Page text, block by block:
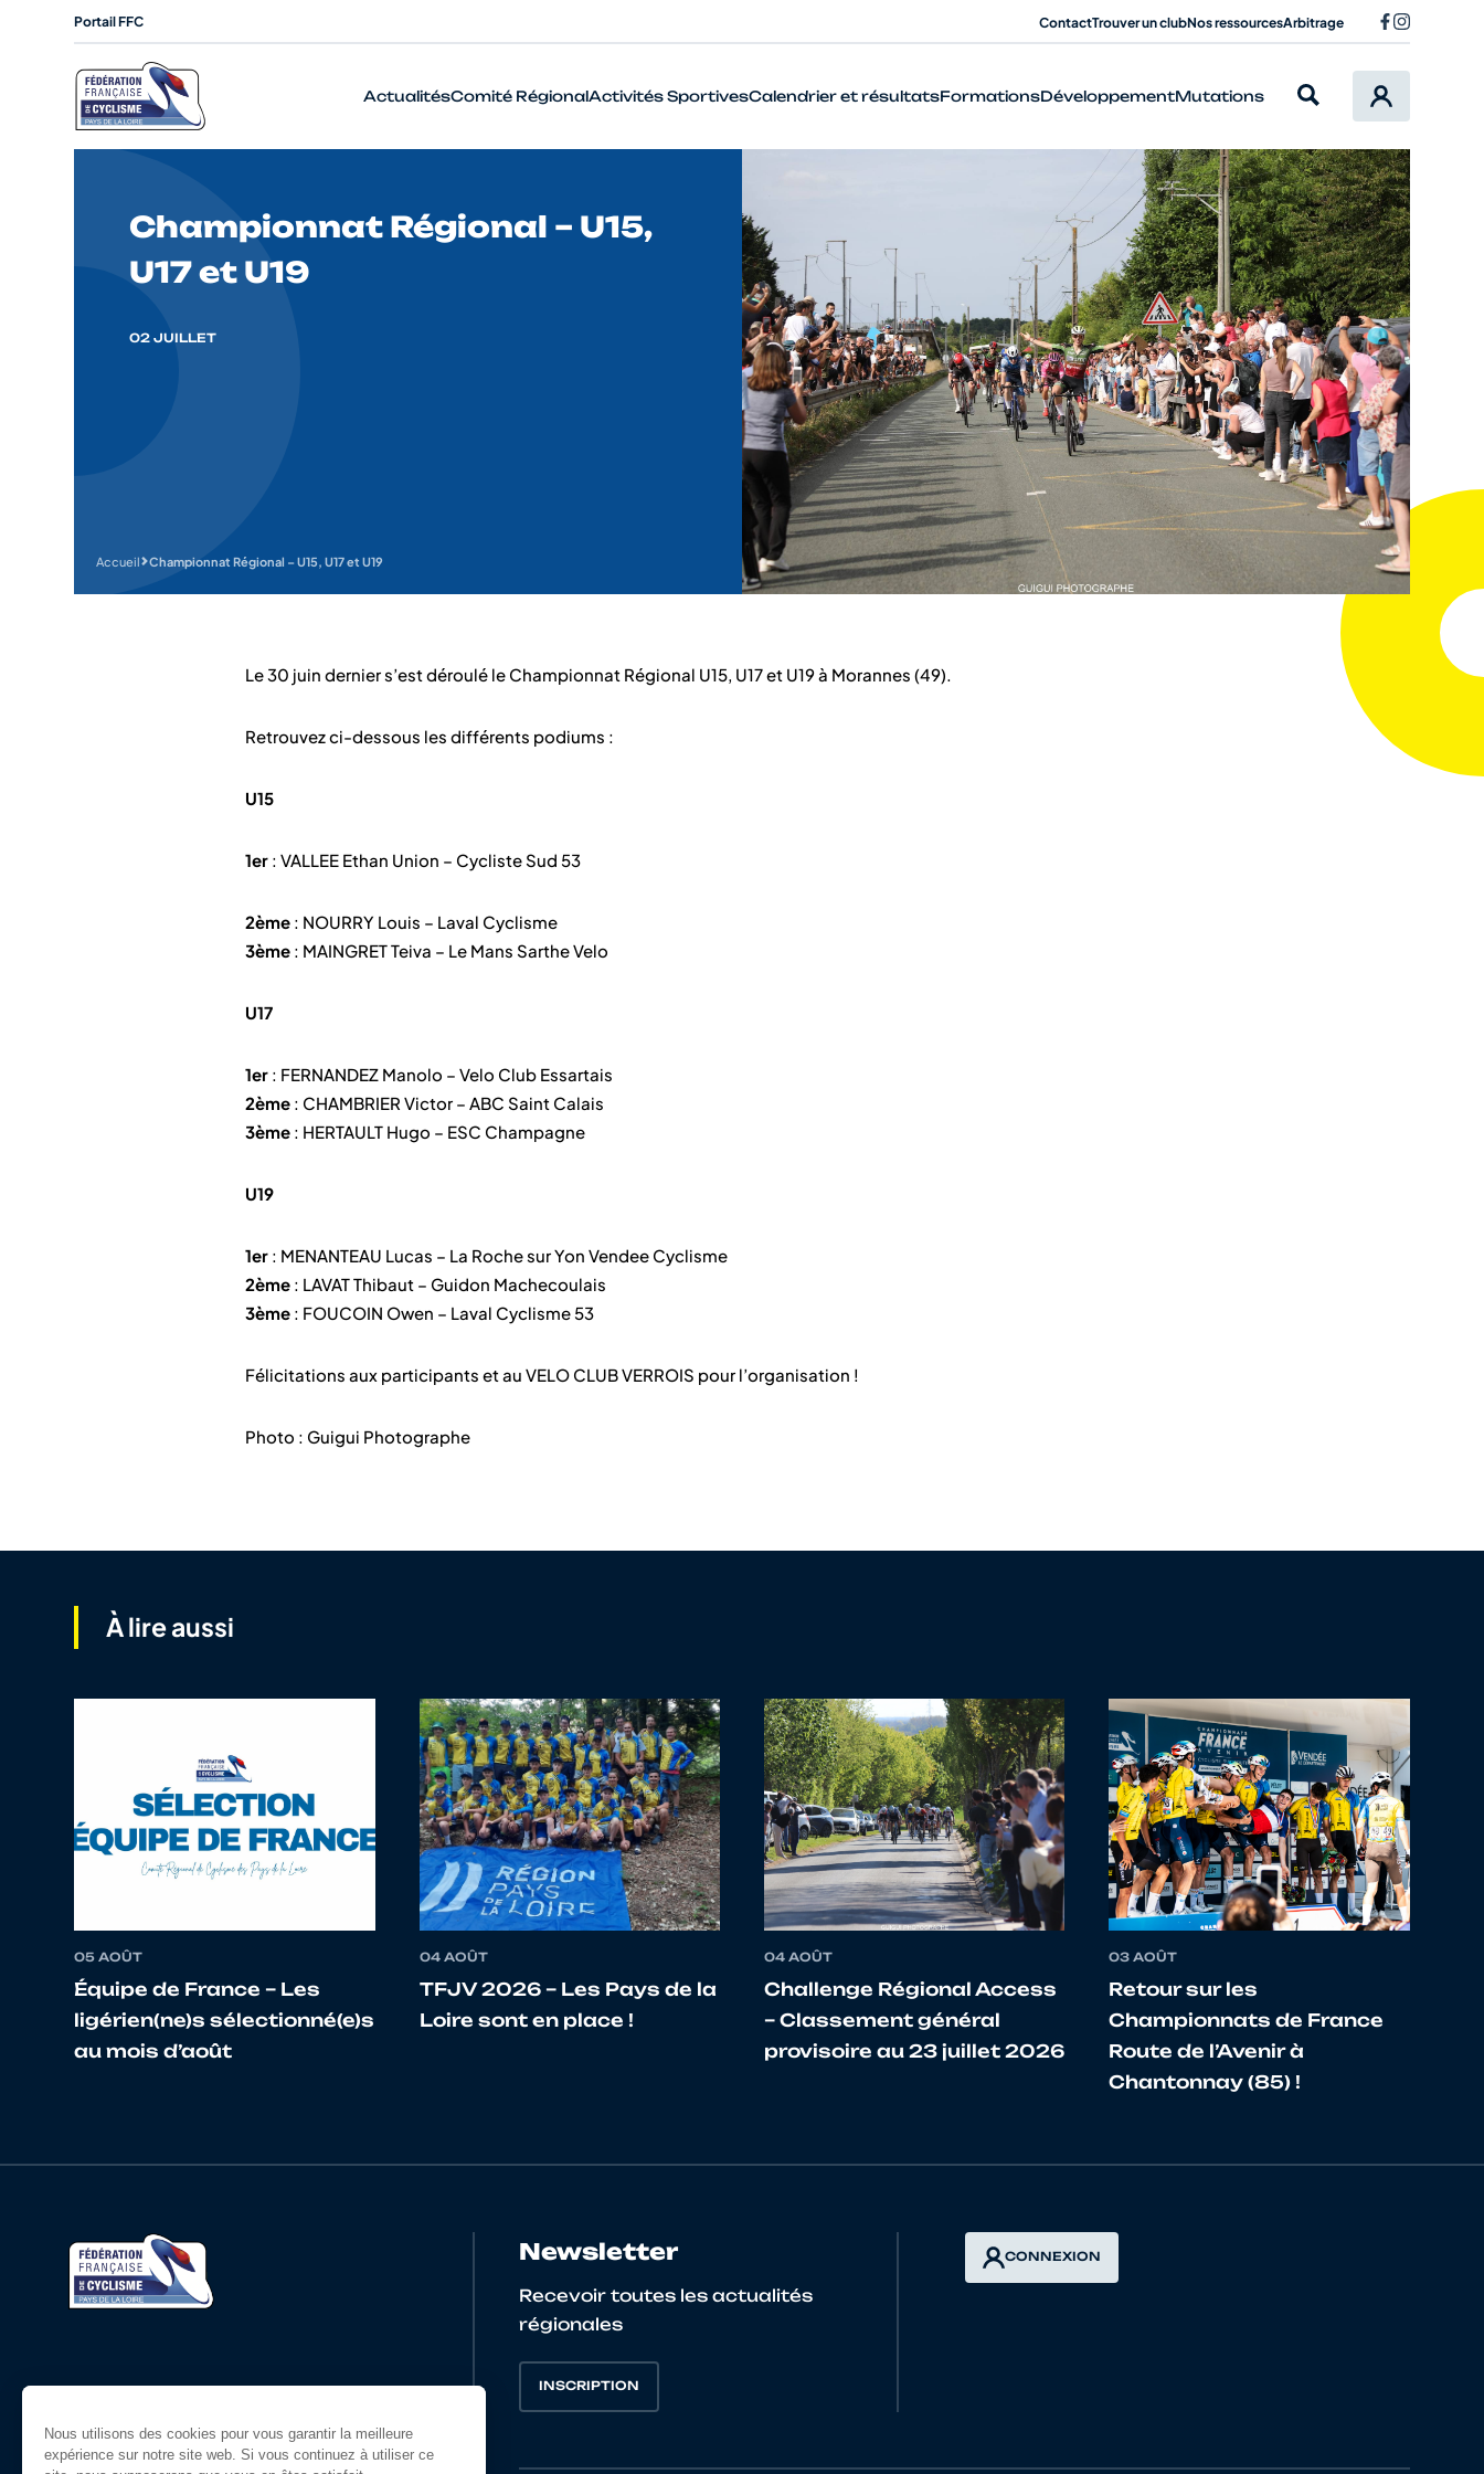
Portail FFC ContactTrouver un clubNos ressourcesArbitrage
ActualitésComité RégionalActivités Sportives
Cyclo-Cross
Que signifie le terme Haut Niveau en cyclisme ?
Calendrier et résultatsFormationsDéveloppementMutations
Championnat Régional – U15,
U17 et U19
02 JUILLET
Accueil Championnat Régional – U15, U17 et U19
Le 30 juin dernier s’est déroulé le Championnat Régional U15, U17 et U19 à Morannes (49).
Retrouvez ci-dessous les différents podiums :
U15
1er : VALLEE Ethan Union – Cycliste Sud 53
2ème : NOURRY Louis – Laval Cyclisme
3ème : MAINGRET Teiva – Le Mans Sarthe Velo
U17
1er : FERNANDEZ Manolo – Velo Club Essartais
2ème : CHAMBRIER Victor – ABC Saint Calais
3ème : HERTAULT Hugo – ESC Champagne
U19
1er : MENANTEAU Lucas – La Roche sur Yon Vendee Cyclisme
2ème : LAVAT Thibaut – Guidon Machecoulais
3ème : FOUCOIN Owen – Laval Cyclisme 53
Félicitations aux participants et au VELO CLUB VERROIS pour l’organisation !
Photo : Guigui Photographe
À lire aussi
05 AOÛT
Équipe de France – Les
ligérien(ne)s sélectionné(e)s
au mois d’août
04 AOÛT
TFJV 2026 – Les Pays de la
Loire sont en place !
04 AOÛT
Challenge Régional Access
– Classement général
provisoire au 23 juillet 2026
03 AOÛT
Retour sur les
Championnats de France
Route de l’Avenir à
Chantonnay (85) !
Newsletter
Recevoir toutes les actualités
régionales
INSCRIPTION
CONNEXION